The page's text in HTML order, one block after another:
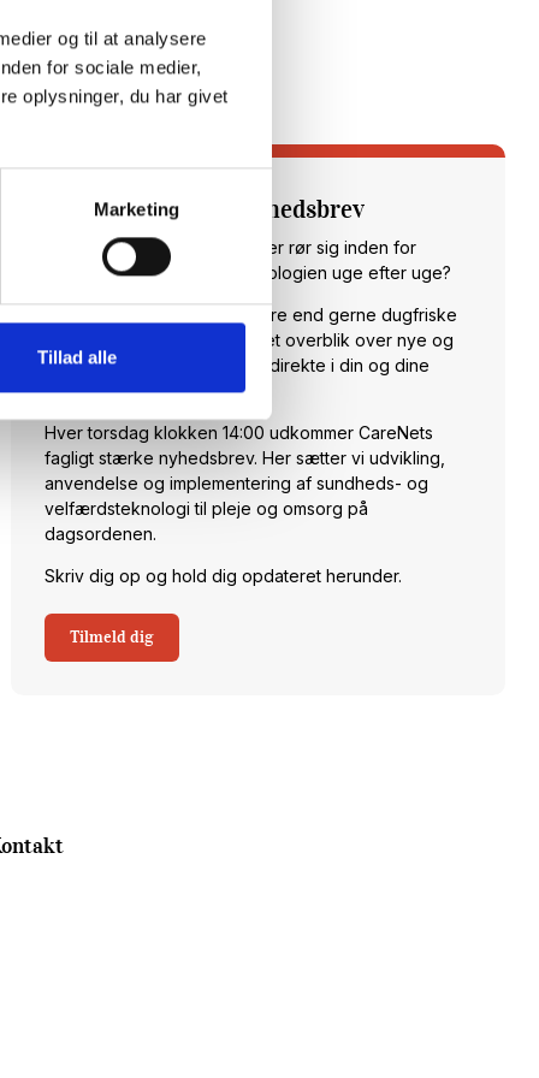
og til at analysere
for sociale medier,
oplysninger, du har givet
Marketing
Tillad alle
Tilmeld dig vores nyhedsbrev
Vil du opdateres på, hvad der rør sig inden for
sundheds- og velfærdsteknologien uge efter uge?
Hos CareNet leverer vi hellere end gerne dugfriske
nyheder fra branchen samt et overblik over nye og
spændende arrangementer direkte i din og dine
kollegaers indbakke.
Hver torsdag klokken 14:00 udkommer CareNets
fagligt stærke nyhedsbrev. Her sætter vi udvikling,
anvendelse og implementering af sundheds- og
velfærdsteknologi til pleje og omsorg på
dagsordenen.
Skriv dig op og hold dig opdateret herunder.
Tilmeld dig